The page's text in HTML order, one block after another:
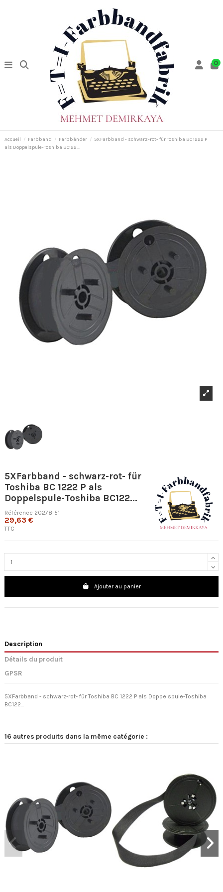
0
Accueil Farbband Farbbänder
5XFarbband - schwarz-rot- für Toshiba BC 1222 P
als Doppelspule-Toshiba BC122...
5XFarbband - schwarz-rot- für
Toshiba BC 1222 P als
Doppelspule-Toshiba BC122...
Référence 20278-51
29,63 €
TTC
Ajouter au panier
Description
Détails du produit
GPSR
5XFarbband - schwarz-rot- für Toshiba BC 1222 P als Doppelspule-Toshiba
BC122...
16 autres produits dans la même catégorie :